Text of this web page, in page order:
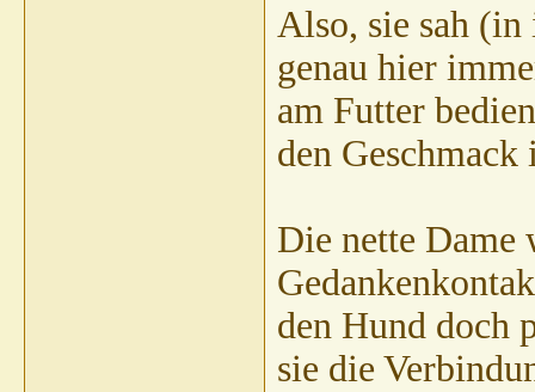
Also, sie sah (in
genau hier
am Futter
den
Die nette Dame
den Hund doch
sie die